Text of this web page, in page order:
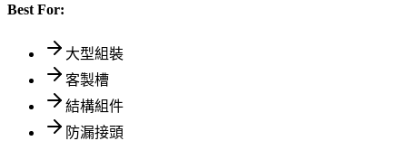
Best For:
大型組裝
客製槽
結構組件
防漏接頭